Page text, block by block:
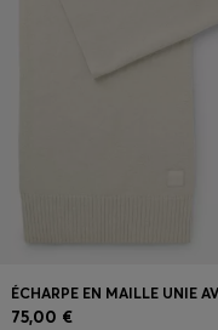
75,00 €